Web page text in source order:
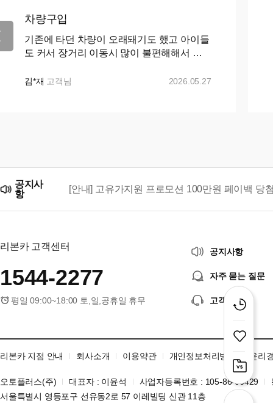
차량구입
기존에 타던 차량이 오래돼기도 했고 아이들
도 커서 장거리 이동시 많이 불편해해서 카
준히 매물검색 해왔으나 마땅히 가격이나 조
김*재 고객님 2026.05.27
공지사
항
[안내] 고유가지원 프로모션 100만원 페이백 당
리본카 고객센터
1544-2277
평일 09:00~18:00 토,일,공휴일 휴무
공지사항
자주 묻는 질문
고객센터
리본카 지점 안내 회사소개 이용약관 개인정보처리방침 윤리
오토플러스(주) 대표자 : 이윤석 사업자등록번호 : 105-86-06429
서울특별시 영등포구 선유동2로 57 이레빌딩 신관 11층